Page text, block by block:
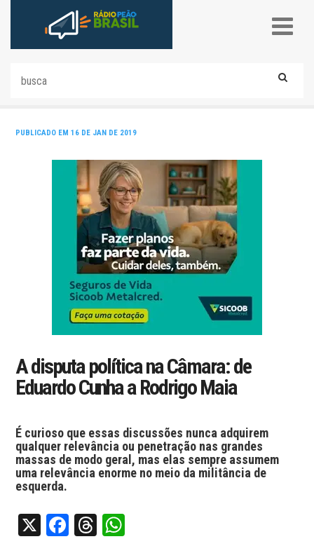
PUBLICADO EM 16 DE JAN DE 2019
A disputa política na Câmara: de
Eduardo Cunha a Rodrigo Maia
É curioso que essas discussões nunca adquirem
qualquer relevância ou penetração nas grandes
massas de modo geral, mas elas sempre assumem
uma relevância enorme no meio da militância de
esquerda.
X Facebook
Threads